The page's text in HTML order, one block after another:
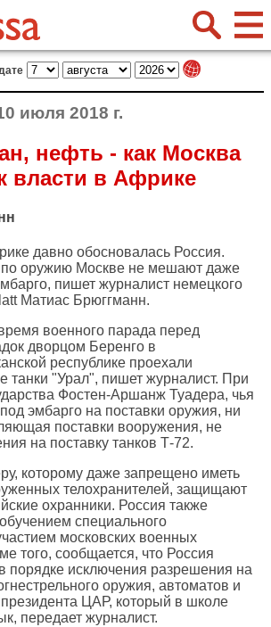
июля 2018 г.
нефть - как Москва
власти в Африке
давно обосновалась Россия.
по оружию Москве не мешают даже
пишет журналист немецкого
Матиас Брюггманн.
военного парада перед
дворцом Беренго в
республике проехали
танки "Урал", пишет журналист. При
Фостен-Аршанж Туадера, чья
эмбарго на поставки оружия, ни
поставки вооружения, не
на поставку танков Т-72.
которому даже запрещено иметь
телохранителей, защищают
охранники. Россия также
специального
московских военных
того, сообщается, что Россия
порядке исключения разрешения на
оружия, автоматов и
ЦАР, который в школе
передает журналист.